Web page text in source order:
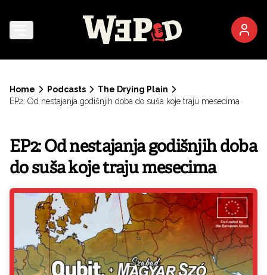
Home Podcasts
The Drying Plain
EP2: Od nestajanja godišnjih doba do suša koje traju mesecima
EP2: Od nestajanja godišnjih doba
do suša koje traju mesecima